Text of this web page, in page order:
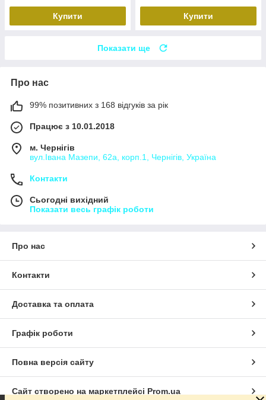
Купити Купити
Показати ще
Про нас
99% позитивних з 168 відгуків за рік
Працює з 10.01.2018
м. Чернігів
вул.Івана Мазепи, 62а, корп.1, Чернігів, Україна
Контакти
Сьогодні вихідний
Показати весь графік роботи
Про нас
Контакти
Доставка та оплата
Графік роботи
Повна версія сайту
Сайт створено на маркетплейсі Prom.ua